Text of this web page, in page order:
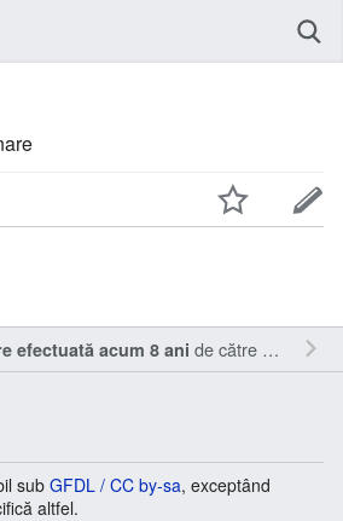
efectuată acum 8 ani de către Cristianm
sub GFDL / CC by-sa, exceptând
altfel.